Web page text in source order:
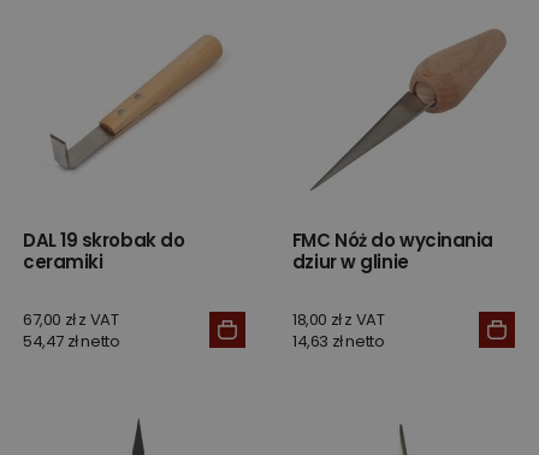
DAL 19 skrobak do
ceramiki
67,00 zł z VAT
54,47 zł netto
FMC Nóż do wycinania
dziur w glinie
18,00 zł z VAT
14,63 zł netto